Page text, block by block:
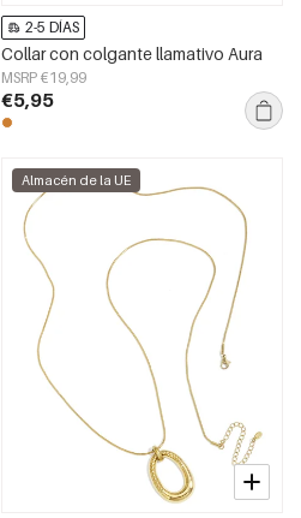
2-5 DÍAS
Collar con colgante llamativo Aura
MSRP €19,99
€5,95
Almacén de la UE